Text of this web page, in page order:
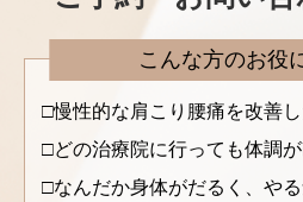
こんな方のお役
慢性的な肩こり腰痛を改善
どの治療院に行っても体調
なんだか身体がだるく、や